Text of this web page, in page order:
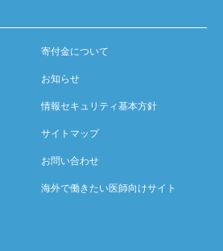
寄付金について
お知らせ
情報セキュリティ基本方針
サイトマップ
お問い合わせ
海外で働きたい医師向けサイト